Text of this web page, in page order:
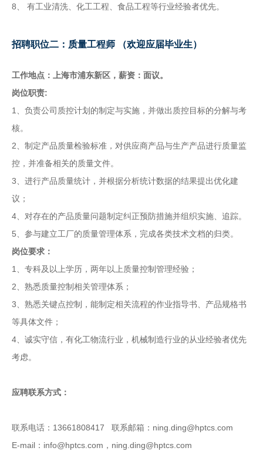
8、
有工业清洗、化工工程、食品工程等行业经验者优先。
招聘职位二：质量工程师 （欢迎应届毕业生）
工作地点：上海市浦东新区，薪资：面议。
岗位职责:
1、负责公司质控计划的制定与实施，并做出质控目标的分解与考
核。
2、制定产品质量检验标准，对供应商产品与生产产品进行质量监
控，并准备相关的质量文件。
3、进行产品质量统计，并根据分析统计数据的结果提出优化建
议；
4、对存在的产品质量问题制定纠正预防措施并组织实施、追踪。
5、参与建立工厂的质量管理体系，完成各类技术文档的归类。
岗位要求：
1、专科及以上学历，两年以上质量控制管理经验；
2、熟悉质量控制相关管理体系；
3、熟悉关键点控制，能制定相关流程的作业指导书、产品规格书
等具体文件；
4、诚实守信，有化工物流行业，机械制造行业的从业经验者优先
考虑。
应聘联系方式：
联系电话：13661808417 联系邮箱：ning.ding@hptcs.com
E-mail：info@hptcs.com，ning.ding@hptcs.com